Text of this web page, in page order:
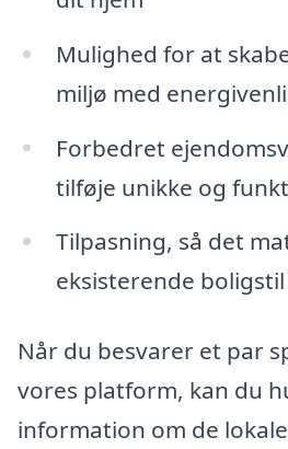
Mulighed for at
miljø med
Forbedret
tilføje unikke og
Tilpasning, så det
eksisterende boligstil
Når du besvarer et par
vores platform, kan du
information om de